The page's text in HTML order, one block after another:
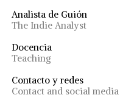
Analista de Guión
The Indie Analyst
Docencia
Teaching
Contacto y redes
Contact and social media